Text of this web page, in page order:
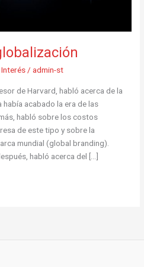
Interés/admin-st
de Harvard, habló acerca de la
acabado la era de las
habló sobre los costos
de este tipo y sobre la
mundial (global branding).
habló acerca del […]